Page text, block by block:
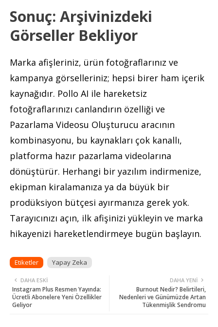
Sonuç: Arşivinizdeki
Görseller Bekliyor
Marka afişleriniz, ürün fotoğraflarınız ve
kampanya görselleriniz; hepsi birer ham içerik
kaynağıdır. Pollo AI ile hareketsiz
fotoğraflarınızı canlandırın özelliği ve
Pazarlama Videosu Oluşturucu aracının
kombinasyonu, bu kaynakları çok kanallı,
platforma hazır pazarlama videolarına
dönüştürür. Herhangi bir yazılım indirmenize,
ekipman kiralamanıza ya da büyük bir
prodüksiyon bütçesi ayırmanıza gerek yok.
Tarayıcınızı açın, ilk afişinizi yükleyin ve marka
hikayenizi hareketlendirmeye bugün başlayın.
Etiketler Yapay Zeka
DAHA YENI
Burnout Nedir? Belirtileri,
Nedenleri ve Günümüzde Artan
Tükenmişlik Sendromu
DAHA ESKI
Instagram Plus Resmen Yayında:
Ücretli Abonelere Yeni Özellikler
Geliyor